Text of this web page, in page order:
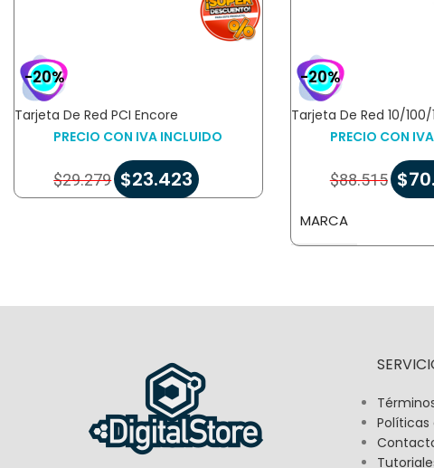
-20%
Tarjeta De Red PCI Encore
PRECIO CON IVA INCLUIDO
$29.279 $23.423
-20%
Tarjeta De Red 10/100/
PRECIO CON
$88.515 $
MARCA